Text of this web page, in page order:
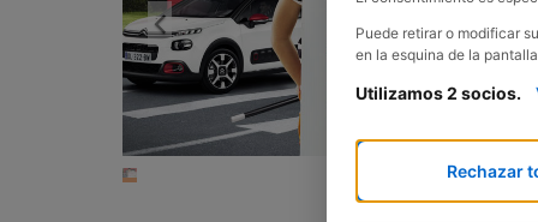
Previous
Puede retirar o modificar
en la esquina de la
Utilizamos 2 socios.
Rechazar